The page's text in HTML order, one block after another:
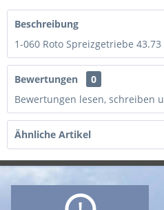
Beschreibung
1-060 Roto Spreizgetriebe 43.73
Bewertungen
0
Bewertungen lesen, schreiben
Ähnliche Artikel